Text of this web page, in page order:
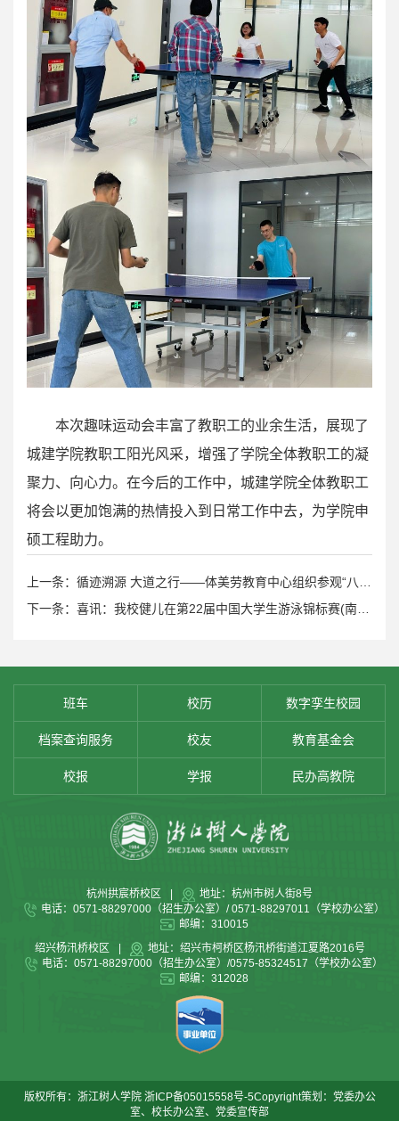
本次趣味运动会丰富了教职工的业余生活，展现了
城建学院教职工阳光风采，增强了学院全体教职工的凝
聚力、向心力。在今后的工作中，城建学院全体教职工
将会以更加饱满的热情投入到日常工作中去，为学院申
硕工程助力。
班车 校历 数字孪生校园
档案查询服务 校友 教育基金会
校报 学报 民办高教院
杭州拱宸桥校区 |
地址：杭州市树人街8号
电话：0571-88297000（招生办公室）/ 0571-88297011（学校办公室）
邮编：310015
绍兴杨汛桥校区
|
地址：绍兴市柯桥区杨汛桥街道江夏路2016号
电话：0571-88297000（招生办公室）/0575-85324517（学校办公室）
邮编：312028
版权所有：浙江树人学院 浙ICP备05015558号-5Copyright策划：党委办公
室、校长办公室、党委宣传部